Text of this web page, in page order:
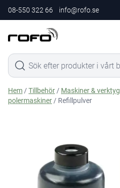
08-550 322 66 info@rofo.se
Hem /Tillbehör / Maskiner & verktyg
polermaskiner / Refillpulver